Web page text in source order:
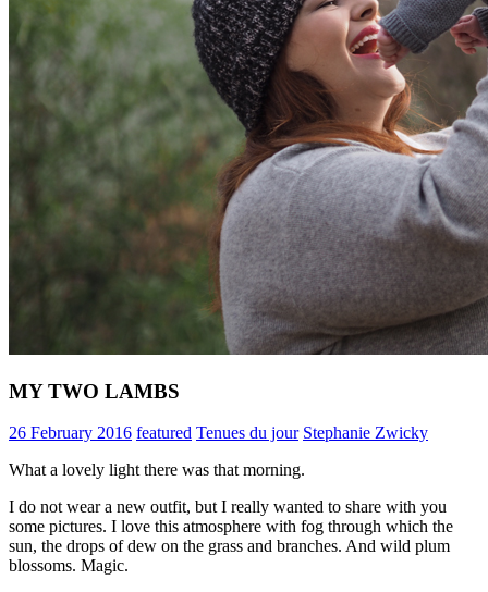
MY TWO LAMBS
26 February 2016 featured Tenues du jour Stephanie Zwicky
What a lovely light there was that morning.
I do not wear a new outfit, but I really wanted to share with you
some pictures. I love this atmosphere with fog through which the
sun, the drops of dew on the grass and branches. And wild plum
blossoms. Magic.